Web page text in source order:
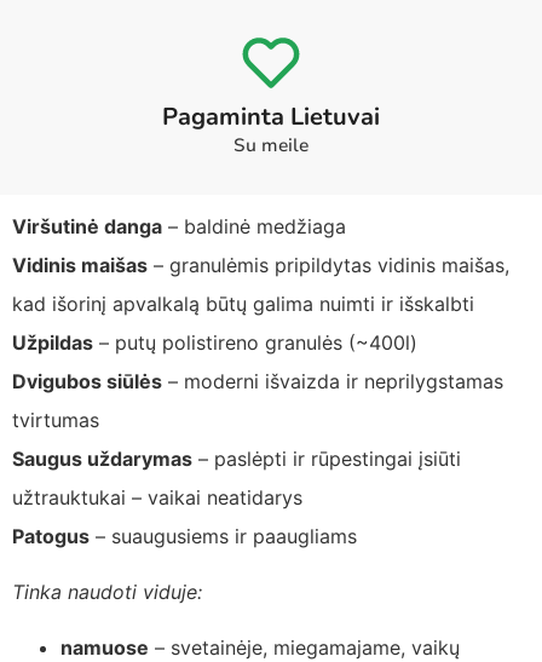
Pagaminta Lietuvai
Su meile
Viršutinė danga – baldinė medžiaga
Vidinis maišas – granulėmis pripildytas vidinis maišas,
kad išorinį apvalkalą būtų galima nuimti ir išskalbti
Užpildas – putų polistireno granulės (~400l)
Dvigubos siūlės – moderni išvaizda ir neprilygstamas
tvirtumas
Saugus uždarymas – paslėpti ir rūpestingai įsiūti
užtrauktukai – vaikai neatidarys
Patogus – suaugusiems ir paaugliams
Tinka naudoti viduje:
namuose – svetainėje, miegamajame, vaikų